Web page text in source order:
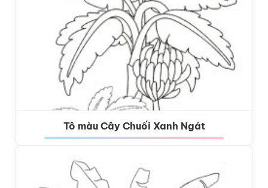
Tô màu Cây Chuối Xanh Ngát